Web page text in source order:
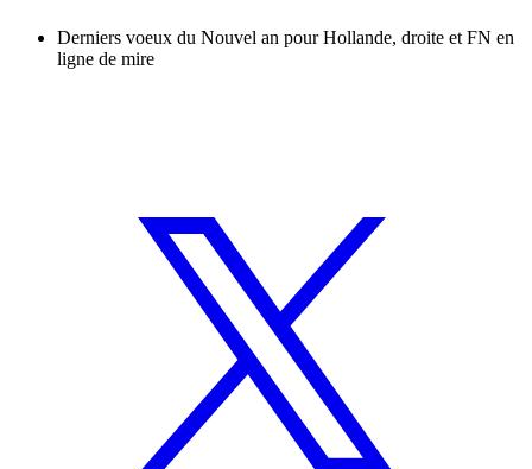
Derniers voeux du Nouvel an pour Hollande, droite et FN en
ligne de mire